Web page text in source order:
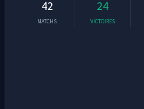
42
MATCHS
24
VICTOIRES